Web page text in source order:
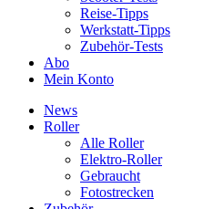
Reise-Tipps
Werkstatt-Tipps
Zubehör-Tests
Abo
Mein Konto
News
Roller
Alle Roller
Elektro-Roller
Gebraucht
Fotostrecken